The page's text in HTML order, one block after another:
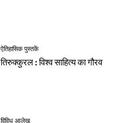
ऐतिहासिक पुस्तकें
तिरुक्कुरल : विश्व साहित्य का गौरव
विविध आलेख